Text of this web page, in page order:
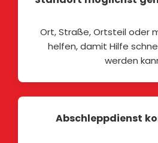
Ort, Straße, Ortsteil oder
helfen, damit Hilfe
werden
Abschleppdienst